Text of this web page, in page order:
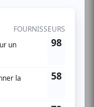
les Francofolies
son premier
de visite et un